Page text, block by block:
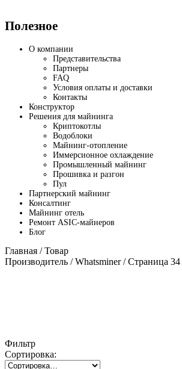
Полезное
О компании
Представительства
Партнеры
FAQ
Условия оплаты и доставки
Контакты
Конструктор
Решения для майнинга
Криптокотлы
Водоблоки
Майнинг-отопление
Иммерсионное охлаждение
Промышленный майнинг
Прошивка и разгон
Пул
Партнерский майнинг
Консалтинг
Майнинг отель
Ремонт ASIC-майнеров
Блог
Главная / Товар
Производитель /Whatsminer/ Страница 34
Фильтр
Сортировка: